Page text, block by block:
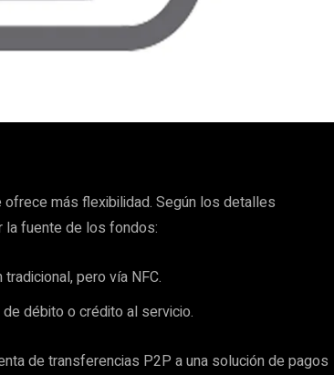
más flexibilidad. Según los detalles
la fuente de los fondos:
pero vía NFC.
débito o crédito al servicio.
de transferencias P2P a una solución de pagos